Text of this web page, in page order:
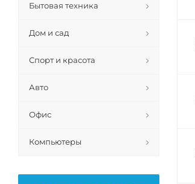
Бытовая техника
Дом и сад
Спорт и красота
Авто
Офис
Компьютеры